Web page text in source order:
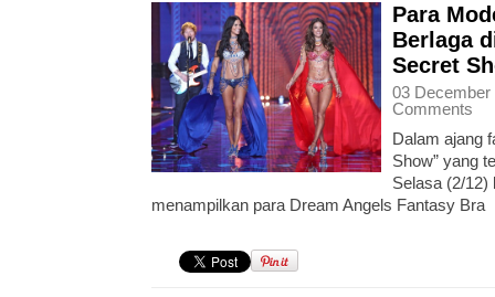
Para
Berlaga
Secret
03
Comments
Dalam ajang
Show” yang
Selasa (2/12)
menampilkan para Dream Angels Fantasy Bra